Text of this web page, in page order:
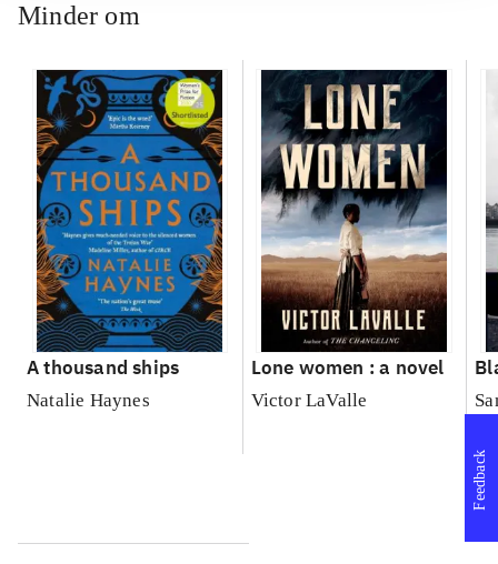
Minder om
A thousand ships
Natalie Haynes
Lone women : a novel
Victor LaValle
Feedback